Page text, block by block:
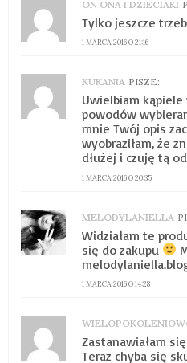
ON ONA I DZIECIAKI
1 MARCA 2016 O 21:16
Tylko jeszcze
KUKANIA PISZE:
1 MARCA 2016 O 20:35
Uwielbiam
powodów
mnie Twój opis
wyobraziłam, że
dłużej i czuję tą
MELODYLANIELLA
1 MARCA 2016 O 14:28
Widziałam te
się do zakupu
Zastanawiałam
Teraz chyba się